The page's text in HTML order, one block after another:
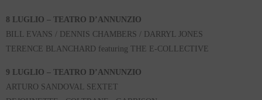
8 LUGLIO – TEATRO D’ANNUNZIO
BILL EVANS / DENNIS CHAMBERS / DARRYL JONES
TERENCE BLANCHARD featuring THE E-COLLECTIVE
9 LUGLIO – TEATRO D’ANNUNZIO
ARTURO SANDOVAL SEXTET